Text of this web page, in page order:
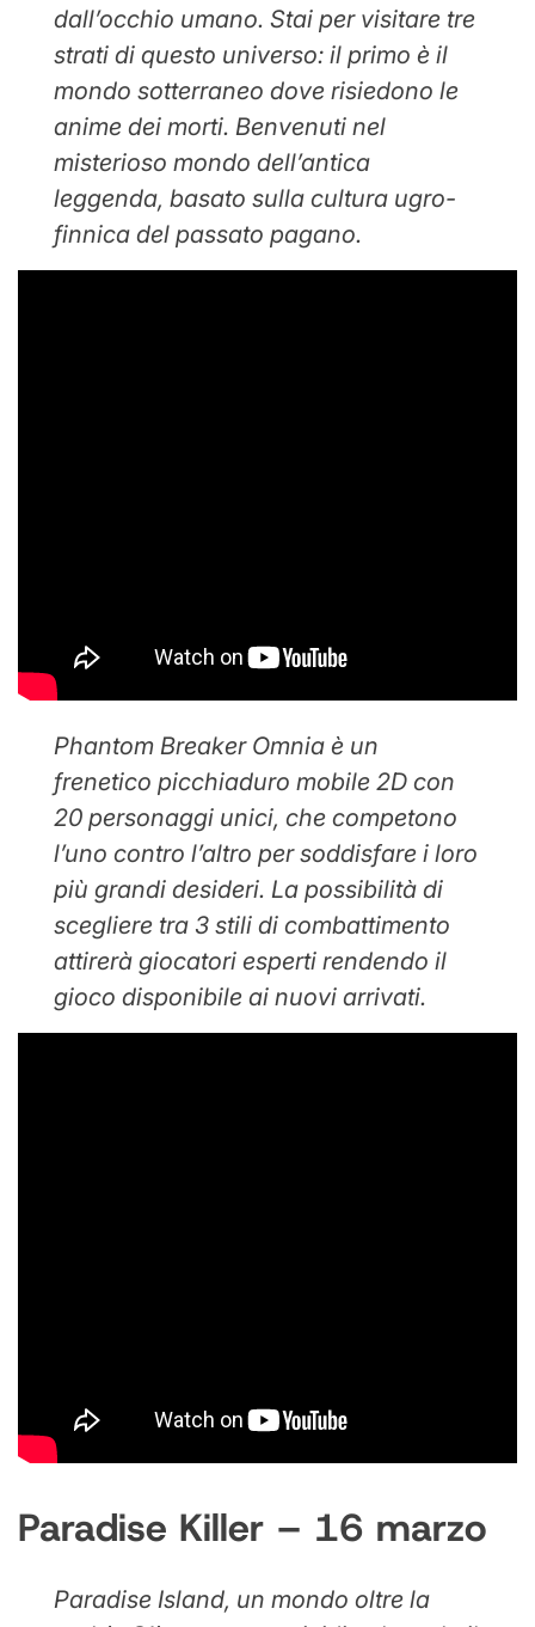
dall’occhio umano. Stai per visitare tre
strati di questo universo: il primo è il
mondo sotterraneo dove risiedono le
anime dei morti. Benvenuti nel
misterioso mondo dell’antica
leggenda, basato sulla cultura ugro-
finnica del passato pagano.
Phantom Breaker Omnia è un
frenetico picchiaduro mobile 2D con
20 personaggi unici, che competono
l’uno contro l’altro per soddisfare i loro
più grandi desideri. La possibilità di
scegliere tra 3 stili di combattimento
attirerà giocatori esperti rendendo il
gioco disponibile ai nuovi arrivati.
Paradise Killer – 16 marzo
Paradise Island, un mondo oltre la